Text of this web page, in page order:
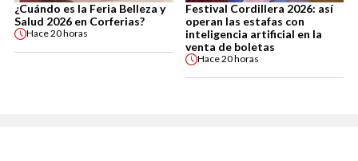
¿Cuándo es la Feria Belleza y
Salud 2026 en Corferias?
Hace20 horas
Festival Cordillera 2026: así
operan las estafas con
inteligencia artificial en la
venta de boletas
Hace20 horas